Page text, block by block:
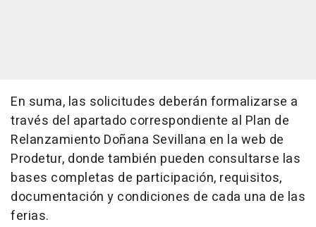
En suma, las solicitudes deberán formalizarse a
través del apartado correspondiente al Plan de
Relanzamiento Doñana Sevillana en la web de
Prodetur, donde también pueden consultarse las
bases completas de participación, requisitos,
documentación y condiciones de cada una de las
ferias.